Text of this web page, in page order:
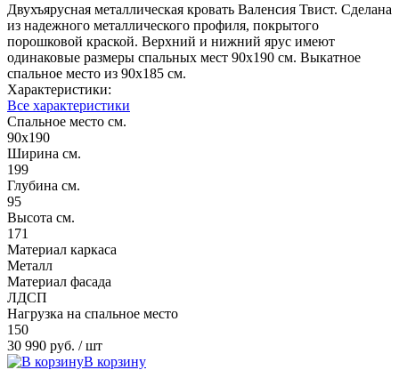
Двухъярусная металлическая кровать Валенсия Твист. Сделана
из надежного металлического профиля, покрытого
порошковой краской. Верхний и нижний ярус имеют
одинаковые размеры спальных мест 90х190 см. Выкатное
спальное место из 90х185 см.
Характеристики:
Все характеристики
Спальное место см.
90х190
Ширина см.
199
Глубина см.
95
Высота см.
171
Материал каркаса
Металл
Материал фасада
ЛДСП
Нагрузка на спальное место
150
30 990 руб. / шт
В корзину